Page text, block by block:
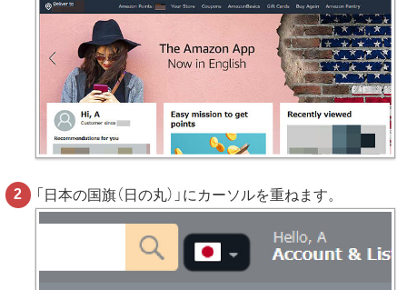
「日本の国旗（日の丸）」にカーソルを重ねます。